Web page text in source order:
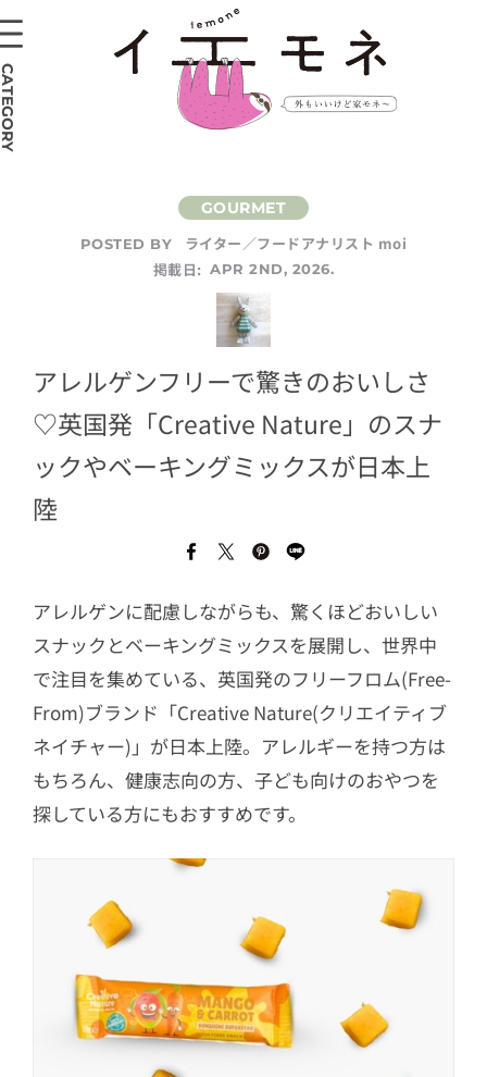
POSTED BY
ライター／フードアナリスト moi
掲載日: APR 2ND, 2026.
アレルゲンフリーで驚きのおいしさ
♡英国発「Creative Nature」のスナ
ックやベーキングミックスが日本上
陸
アレルゲンに配慮しながらも、驚くほどおいしい
スナックとベーキングミックスを展開し、世界中
で注目を集めている、英国発のフリーフロム(Free-
From)ブランド「Creative Nature(クリエイティブ
ネイチャー)」が日本上陸。アレルギーを持つ方は
もちろん、健康志向の方、子ども向けのおやつを
探している方にもおすすめです。